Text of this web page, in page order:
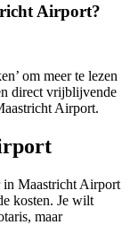
Airport?
om meer te lezen
direct vrijblijvende
Airport.
in Maastricht Airport
kosten. Je wilt
maar